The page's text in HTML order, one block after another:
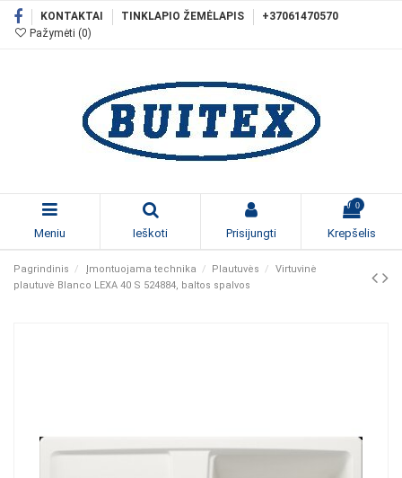
KONTAKTAI TINKLAPIO ŽEMĖLAPIS
+37061470570
Pažymėti (0)
Meniu Ieškoti Prisijungti
0
Krepšelis
Pagrindinis Įmontuojama technika Plautuvės
Virtuvinė
plautuvė Blanco LEXA 40 S 524884, baltos spalvos